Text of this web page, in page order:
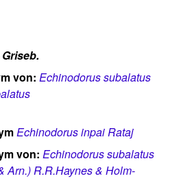
von: Echinodorus subalatus
Echinodorus inpai Rataj
von: Echinodorus subalatus
Arn.) R.R.Haynes & Holm-